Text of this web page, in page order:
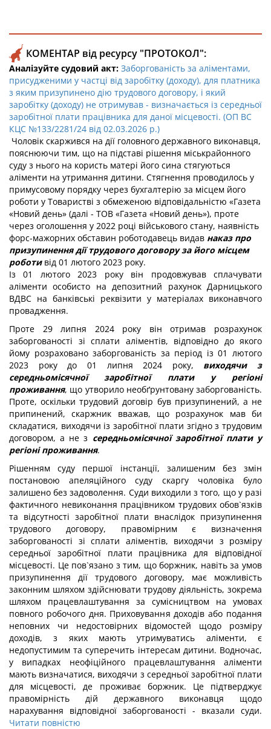
КОМЕНТАР від ресурсу "ПРОТОКОЛ":
Аналізуйте судовий акт: Заборгованість за аліментами,
присудженими у частці від заробітку (доходу), для платника
з яким призупинено дію трудового договору, і який
заробітку (доходу) не отримував - визначається із середньої
заробітної плати працівника для даної місцевості. (ОП ВС
КЦС №133/2281/24 від 02.03.2026 р.)
Чоловік скаржився на дії головного державного виконавця,
пояснюючи тим, що на підставі рішення міськрайонного
суду з нього на користь матері його сина стягуються
аліменти на утримання дитини. Стягнення проводилось у
примусовому порядку через бухгалтерію за місцем його
роботи у Товаристві з обмеженою відповідальністю «Газета
«Новий день» (далі - ТОВ «Газета «Новий день»), проте
через оголошення у 2022 році військового стану, наявність
форс-мажорних обставин роботодавець видав наказ про
призупинення дії трудового договору за його місцем
роботивід 01 лютого 2023 року.
Із 01 лютого 2023 року він продовжував сплачувати
аліменти особисто на депозитний рахунок Дарницького
ВДВС на банківські реквізити у матеріалах виконавчого
провадження.
Проте 29 липня 2024 року він отримав розрахунок
заборгованості зі сплати аліментів, відповідно до якого
йому розраховано заборгованість за період із 01 лютого
2023 року до 01 липня 2024 року, виходячи з
середньомісячної заробітної плати у регіоні
проживання, що утворило необґрунтовану заборгованість.
Проте, оскільки трудовий договір був призупинений, а не
припинений, скаржник вважав, що розрахунок мав би
складатися, виходячи із заробітної плати згідно з трудовим
договором, а не з середньомісячної заробітної плати у
регіоні проживання.
Рішенням суду першої інстанції, залишеним без змін
постановою апеляційного суду скаргу чоловіка було
залишено без задоволення. Суди виходили з того, що у разі
фактичного невиконання працівником трудових обов`язків
та відсутності заробітної плати внаслідок призупинення
трудового договору, правомірним є визначення
заборгованості зі сплати аліментів, виходячи з розміру
середньої заробітної плати працівника для відповідної
місцевості. Це пов`язано з тим, що боржник, навіть за умов
призупинення дії трудового договору, має можливість
законним шляхом здійснювати трудову діяльність, зокрема
шляхом працевлаштування за сумісництвом на умовах
повного робочого дня. Приховування доходів або подання
неповних чи недостовірних відомостей щодо розміру
доходів, з яких мають утримуватись аліменти, є
недопустимим та суперечить інтересам дитини. Водночас,
у випадках неофіційного працевлаштування аліменти
мають визначатися, виходячи з середньої заробітної плати
для місцевості, де проживає боржник. Це підтверджує
правомірність дій державного виконавця щодо
нарахування відповідної заборгованості - вказали суди.
Читати повністю